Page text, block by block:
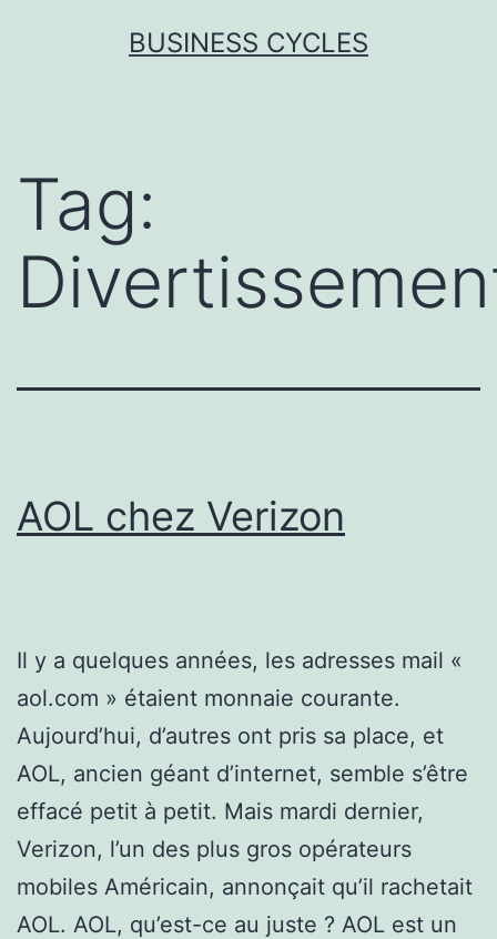
BUSINESS CYCLES
Tag:
AOL chez Verizon
Il y a quelques années, les adresses mail «
aol.com » étaient monnaie courante.
Aujourd’hui, d’autres ont pris sa place, et
AOL, ancien géant d’internet, semble s’être
effacé petit à petit. Mais mardi dernier,
Verizon, l’un des plus gros opérateurs
mobiles Américain, annonçait qu’il rachetait
AOL. AOL, qu’est-ce au juste ? AOL est un